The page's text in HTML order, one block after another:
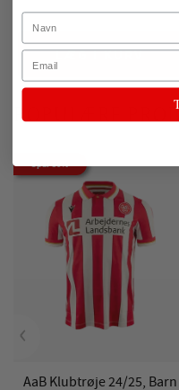
LÆG I KURV
POPULÆRE
Spar 50%
AaB Klubtrøje 24/25, Barn
‹
Name
Email